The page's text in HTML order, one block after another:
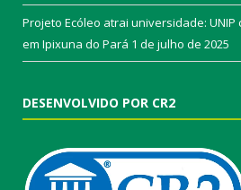
Projeto Ecóleo atrai universidade:
em Ipixuna do Pará 1 de julho de 2025
DESENVOLVIDO POR CR2